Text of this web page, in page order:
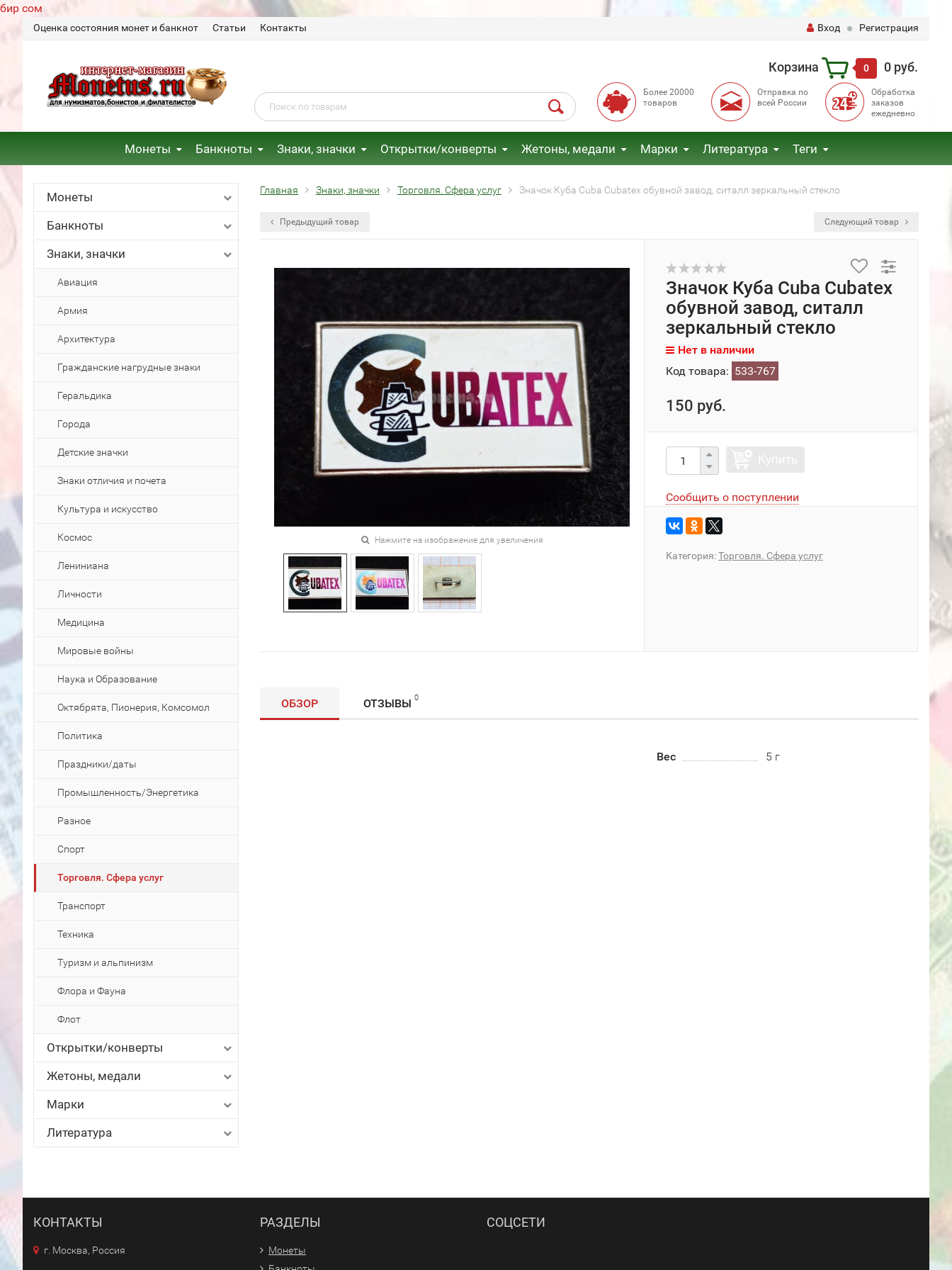
бир сом
Оценка состояния монет и банкнот Статьи Контакты Вход Регистрация
Корзина 0 0 руб.
Более 20000
товаров
Отправка по
всей России
Обработка
заказов
ежедневно
Монеты Банкноты Знаки, значки Открытки/конверты Жетоны, медали Марки Литература Теги
Монеты
Банкноты
Знаки, значки
Авиация
Армия
Архитектура
Гражданские нагрудные знаки
Геральдика
Города
Детские значки
Знаки отличия и почета
Культура и искусство
Космос
Лениниана
Личности
Медицина
Мировые войны
Наука и Образование
Октябрята, Пионерия, Комсомол
Политика
Праздники/даты
Промышленность/Энергетика
Разное
Спорт
Торговля. Сфера услуг
Транспорт
Техника
Туризм и альпинизм
Флора и Фауна
Флот
Открытки/конверты
Жетоны, медали
Марки
Литература
Главная Знаки, значки Торговля. Сфера услуг Значок Куба Cuba Cubatex обувной завод, ситалл зеркальный стекло
Предыдущий товар Следующий товар
Нажмите на изображение для увеличения
Значок Куба Cuba Cubatex
обувной завод, ситалл
зеркальный стекло
Нет в наличии
Код товара: 533-767
150 руб.
Сообщить о поступлении
Категория:Торговля. Сфера услуг
ОБЗОР ОТЗЫВЫ 0
Вес 5 г
КОНТАКТЫ
г. Москва, Россия
РАЗДЕЛЫ
Монеты
СОЦСЕТИ